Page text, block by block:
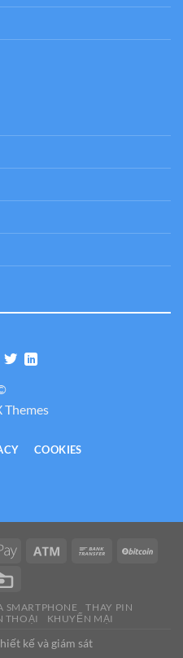
Themes
COOKIES
SMARTPHONE
THAY PIN
THOẠI
KHUYẾN MẠI
kế và giám sát